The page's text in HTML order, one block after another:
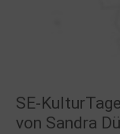
SE-
von Sandra